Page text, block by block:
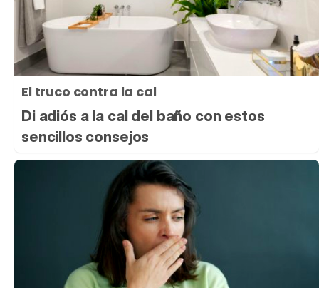
El truco contra la cal
Di adiós a la cal del baño con estos
sencillos consejos